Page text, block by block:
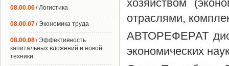
хозяйством
отраслями,
АВТОРЕФЕРАТ
экономических
08.00.06/ Логистика
08.00.07/ Экономика труда
08.00.08/ Эффективность
капитальных вложений и новой
техники